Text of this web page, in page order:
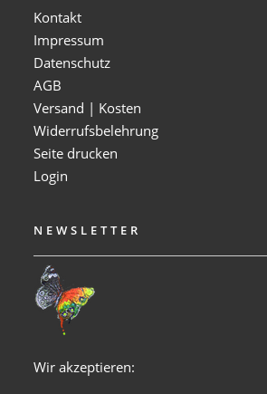
Kontakt
Impressum
Datenschutz
AGB
Versand | Kosten
Widerrufsbelehrung
Seite drucken
Login
NEWSLETTER
Wir akzeptieren: